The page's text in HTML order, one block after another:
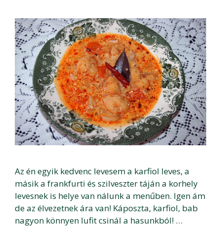
Az én egyik kedvenc levesem a karfiol leves, a
másik a frankfurti és szilveszter táján a korhely
levesnek is helye van nálunk a menűben. Igen ám
de az élvezetnek ára van! Káposzta, karfiol, bab
nagyon könnyen lufit csinál a hasunkból! …